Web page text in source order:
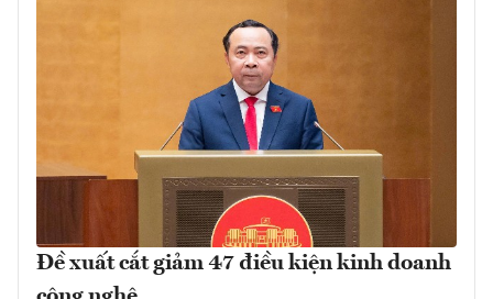
Đề xuất cắt giảm 47 điều kiện kinh doanh